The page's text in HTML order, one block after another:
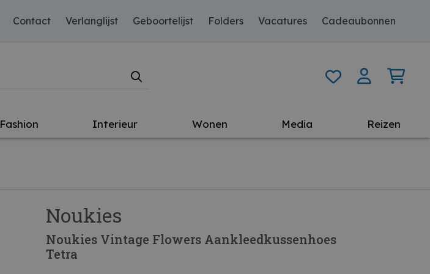
Contact Verlanglijst Geboortelijst Folders Vacatures Cadeaubonnen
Fashion Interieur Wonen Media Reizen
Noukies
Noukies Vintage Flowers Aankleedkussenhoes
Tetra